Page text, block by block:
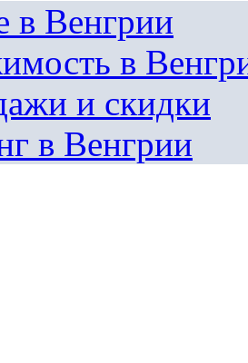
в Венгрии
в
и скидки
в Венгрии